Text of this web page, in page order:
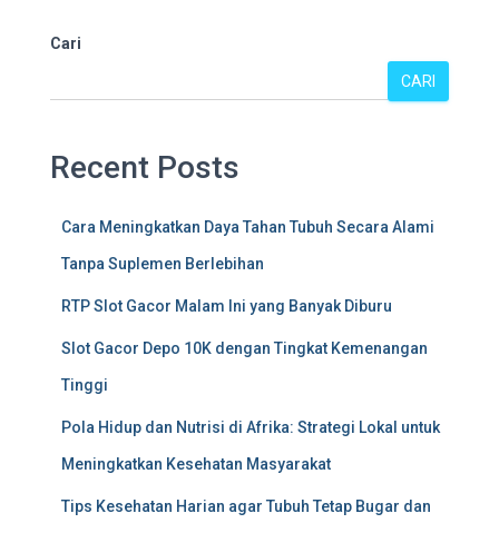
Cari
CARI
Recent Posts
Cara Meningkatkan Daya Tahan Tubuh Secara Alami
Tanpa Suplemen Berlebihan
RTP Slot Gacor Malam Ini yang Banyak Diburu
Slot Gacor Depo 10K dengan Tingkat Kemenangan
Tinggi
Pola Hidup dan Nutrisi di Afrika: Strategi Lokal untuk
Meningkatkan Kesehatan Masyarakat
Tips Kesehatan Harian agar Tubuh Tetap Bugar dan